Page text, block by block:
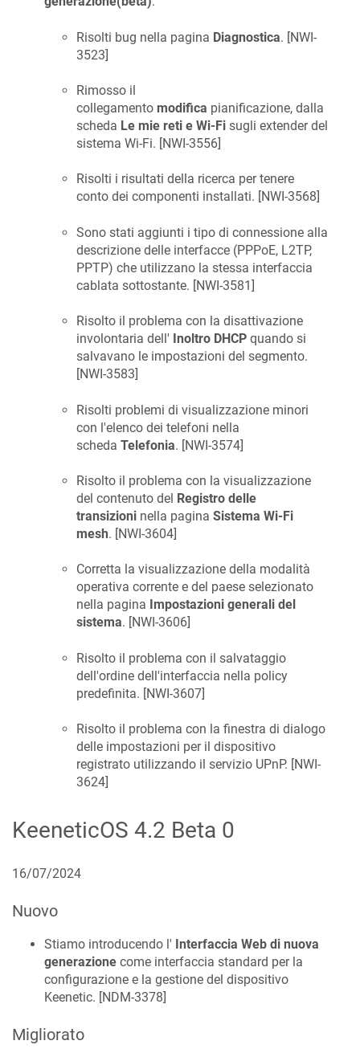
Risolti bug nella pagina Diagnostica. [NWI-
3523]
Rimosso il
collegamento modifica pianificazione, dalla
scheda Le mie reti e Wi-Fi sugli extender del
sistema Wi-Fi. [NWI-3556]
Risolti i risultati della ricerca per tenere
conto dei componenti installati. [NWI-3568]
Sono stati aggiunti i tipo di connessione alla
descrizione delle interfacce (PPPoE, L2TP,
PPTP) che utilizzano la stessa interfaccia
cablata sottostante. [NWI-3581]
Risolto il problema con la disattivazione
involontaria dell' Inoltro DHCP quando si
salvavano le impostazioni del segmento.
[NWI-3583]
Risolti problemi di visualizzazione minori
con l'elenco dei telefoni nella
scheda Telefonia. [NWI-3574]
Risolto il problema con la visualizzazione
del contenuto del Registro delle
transizioni nella pagina Sistema Wi-Fi
mesh. [NWI-3604]
Corretta la visualizzazione della modalità
operativa corrente e del paese selezionato
nella pagina Impostazioni generali del
sistema. [NWI-3606]
Risolto il problema con il salvataggio
dell'ordine dell'interfaccia nella policy
predefinita. [NWI-3607]
Risolto il problema con la finestra di dialogo
delle impostazioni per il dispositivo
registrato utilizzando il servizio UPnP. [NWI-
3624]
KeeneticOS 4.2 Beta 0
16/07/2024
Nuovo
Stiamo introducendo l' Interfaccia Web di nuova
generazione come interfaccia standard per la
configurazione e la gestione del dispositivo
Keenetic. [NDM-3378]
Migliorato